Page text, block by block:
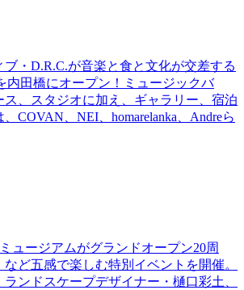
・D.R.C.が⾳楽と⾷と⽂化が交差する
内田橋にオープン！ミュージックバ
ス、スタジオに加え、ギャラリー、宿泊
COVAN、NEI、homarelanka、Andreら
ュージアムがグランドオープン20周
ど五感で楽しむ特別イベントを開催。
ンドスケープデザイナー・樋口彩土、